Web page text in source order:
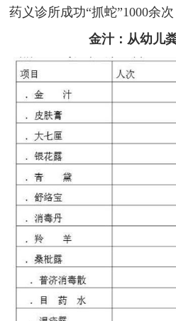
药义诊所成功“抓蛇”1000余
金汁：从幼儿